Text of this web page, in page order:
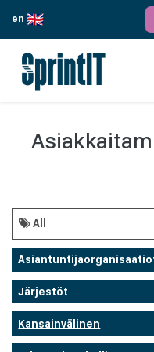
en
All
Järjestöt
Kansainvälinen